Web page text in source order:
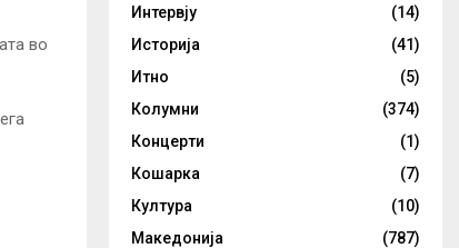
во
Интервју
(14)
Историја
(41)
Итно
(5)
Колумни
(374)
Концерти
(1)
Кошарка
(7)
Култура
(10)
Македонија
(787)